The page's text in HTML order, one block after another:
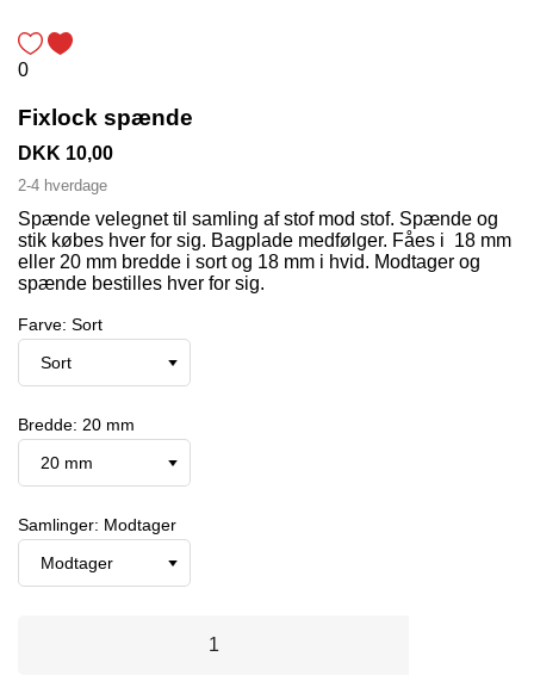
0
Fixlock spænde
DKK 10,00
2-4 hverdage
Spænde velegnet til samling af stof mod stof. Spænde og
stik købes hver for sig. Bagplade medfølger. Fåes i 18 mm
eller 20 mm bredde i sort og 18 mm i hvid. Modtager og
spænde bestilles hver for sig.
Farve: Sort
Bredde: 20 mm
Samlinger: Modtager